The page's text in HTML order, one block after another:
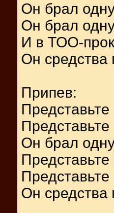
Он брал
Он брал
И в ТОО-
Он средства
Припев:
Представьте
Представьте
Он брал
Представьте
Представьте
Он средства